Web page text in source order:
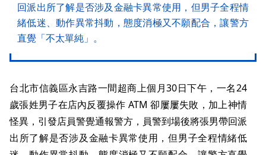
回派出所了解是否涉及金融卡異常使用，但男子全程情
緒低迷、動作異常抖動，態度消極又不願配合，讓警方
直覺「不太單純」。
台北市信義區永吉路一間超商上個月30日下午，一名24
歲張姓男子在店內反覆操作 ATM 卻屢屢失敗，加上神情
怪異，引發店員警覺通報警方，員警到場後將張男帶回派
出所了解是否涉及金融卡異常使用，但男子全程情緒低